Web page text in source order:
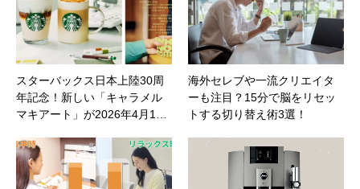
スターバックス日本上陸30周
年記念！新しい「キャラメル
マキアート」が2026年4月1…
海外セレブや一流クリエイタ
ーも注目？15分で脳をリセッ
トする切り替え術3選！